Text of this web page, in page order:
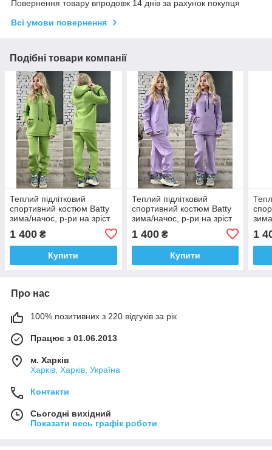
Повернення товару впродовж 14 днів за рахунок покупця
Всі умови повернення
Подібні товари компанії
Теплий підлітковий
спортивний костюм Batty
зима/начос, р-ри на зріст
1 400 ₴
Купити
Теплий підлітковий
спортивний костюм Batty
зима/начос, р-ри на зріст
1 400₴
Купити
1
Про нас
100% позитивних з 220 відгуків за рік
Працює з 01.06.2013
м. Харків
Харків, Харків, Україна
Контакти
Сьогодні вихідний
Показати весь графік роботи